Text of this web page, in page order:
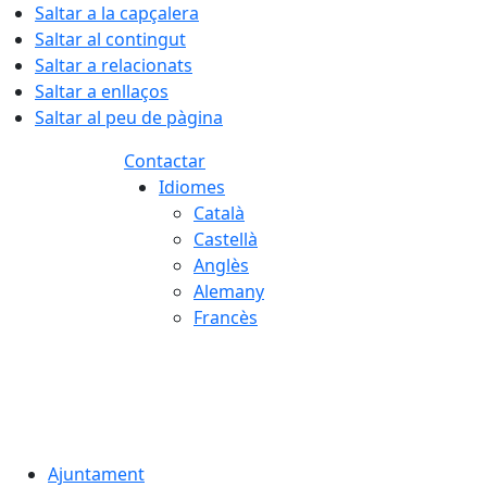
Saltar a la capçalera
Saltar al contingut
Saltar a relacionats
Saltar a enllaços
Saltar al peu de pàgina
Contactar
Idiomes
Català
Castellà
Anglès
Alemany
Francès
Ajuntament